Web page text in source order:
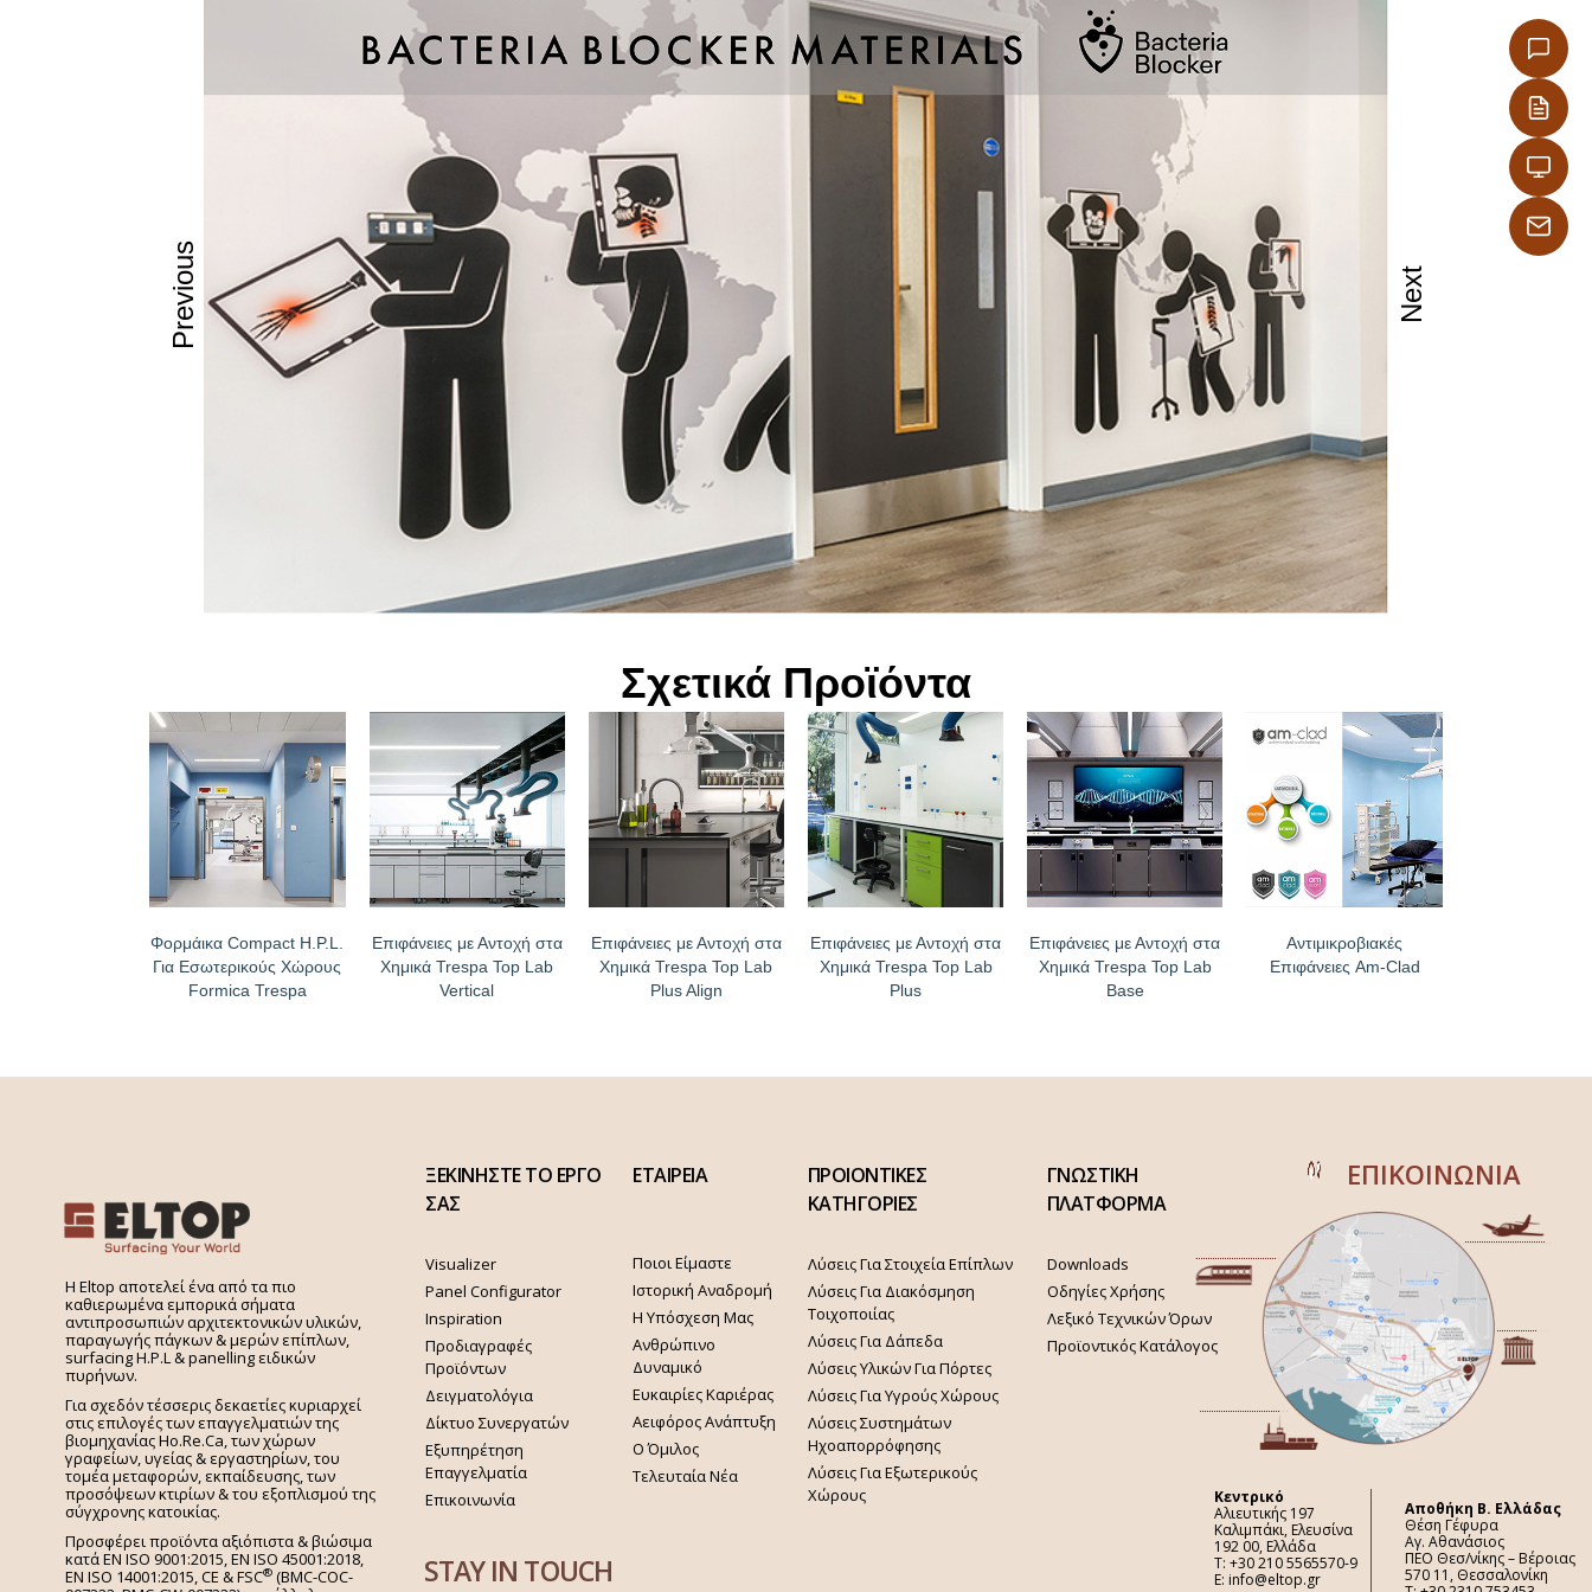
Χαρακτηριστικά
Εύκολο στο καθάρισμα
Ανθεκτικό στα χτυπήματα- κρούσεις
Αντοχή στη θερμότητα
Ανθεκτικό στις γρατσουνιές και στη φθορά
Κατάλληλο για επαφή με τρόφιμα
Εφαρμογές
Χώροι Υγείας:
Νοσοκομεία και χειρουργεία, Κέντρα ιατρικής ανάλυσης, Εργαστήρια,
Γηροκομεία.
Δημόσιοι χώροι:
Δημόσια κτίρια, Σχολεία, Πισίνες, Γυμναστήρια.
Κατοικία:
Κουζίνα, Μπάνιο, Παιδικά δωμάτια.
Επένδυση επιφανειών:Έπιπλα, Επένδυση τοιχοποιίας, Πόρτες, Θάλαμοι ανελκυστήρων.
Previous Next
Σχετικά Προϊόντα
Φορμάικα Compact H.P.L.
Για Εσωτερικούς Χώρους
Formica Trespa
Επιφάνειες με Αντοχή στα
Χημικά Trespa Top Lab
Vertical
Επιφάνειες με Αντοχή στα
Χημικά Trespa Top Lab
Plus Align
Επιφάνειες με Αντοχή στα
Χημικά Trespa Top Lab
Plus
Επιφάνειες με Αντοχή στα
Χημικά Trespa Top Lab
Base
Αντιμικροβιακές
Επιφάνειες Am-Clad
H Eltop αποτελεί ένα από τα πιο
καθιερωμένα εμπορικά σήματα
αντιπροσωπιών αρχιτεκτονικών υλικών,
παραγωγής πάγκων & μερών επίπλων,
surfacing H.P.L & panelling ειδικών
πυρήνων.
Για σχεδόν τέσσερις δεκαετίες κυριαρχεί
στις επιλογές των επαγγελματιών της
βιομηχανίας Ho.Re.Ca, των χώρων
γραφείων, υγείας & εργαστηρίων, του
τομέα μεταφορών, εκπαίδευσης, των
προσόψεων κτιρίων & του εξοπλισμού της
σύγχρονης κατοικίας.
Προσφέρει προϊόντα αξιόπιστα & βιώσιμα
κατά EN ISO 9001:2015, EN ISO 45001:2018,
EN ISO 14001:2015,CE & FSC® (BMC-COC-
ΞΕΚΙΝΗΣΤΕ ΤΟ ΕΡΓΟ
ΣΑΣ
Visualizer
Panel Configurator
Inspiration
Προδιαγραφές
Προϊόντων
Δειγματολόγια
Δίκτυο Συνεργατών
Εξυπηρέτηση
Επαγγελματία
Επικοινωνία
ΕΤΑΙΡΕΙΑ
Ποιοι Είμαστε
Ιστορική Αναδρομή
Η Υπόσχεση Μας
Ανθρώπινο
Δυναμικό
Ευκαιρίες Καριέρας
Αειφόρος Ανάπτυξη
Ο Όμιλος
Τελευταία Νέα
ΠΡΟΙΟΝΤΙΚΕΣ
ΚΑΤΗΓΟΡΙΕΣ
Λύσεις Για Στοιχεία Επίπλων
Λύσεις Για Διακόσμηση
Τοιχοποιίας
Λύσεις Για Δάπεδα
Λύσεις Υλικών Για Πόρτες
Λύσεις Για Υγρούς Χώρους
Λύσεις Συστημάτων
Ηχοαπορρόφησης
Λύσεις Για Εξωτερικούς
Χώρους
ΓΝΩΣΤΙΚΗ
ΠΛΑΤΦΟΡΜΑ
Downloads
Οδηγίες Χρήσης
Λεξικό Τεχνικών Όρων
Προϊοντικός Κατάλογος
ΕΠΙΚΟΙΝΩΝΙΑ
Κεντρικό
Αλιευτικής 197
Καλιμπάκι, Ελευσίνα
192 00, Ελλάδα
Τ: +30 210 5565570-9
E: info@eltop.gr
Aποθήκη Β. Ελλάδας
Θέση Γέφυρα
Αγ. Αθανάσιος
ΠΕΟ Θεσ/νίκης – Βέροιας
570 11, Θεσσαλονίκη
STAY IN TOUCH